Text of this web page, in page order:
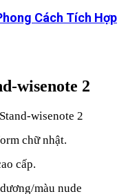
Cách Tích Hợp
wisenote 2
Stand-wisenote 2
chữ nhật.
cấp.
màu nude